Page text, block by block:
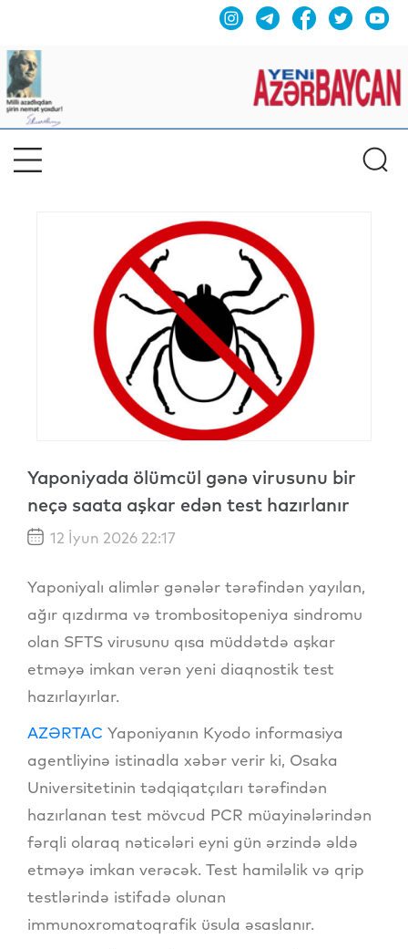
Yaponiyada ölümcül gənə virusunu bir
neçə saata aşkar edən test hazırlanır
12 İyun 2026 22:17
Yaponiyalı alimlər gənələr tərəfindən yayılan,
ağır qızdırma və trombositopeniya sindromu
olan SFTS virusunu qısa müddətdə aşkar
etməyə imkan verən yeni diaqnostik test
hazırlayırlar.
AZƏRTAC Yaponiyanın Kyodo informasiya
agentliyinə istinadla xəbər verir ki, Osaka
Universitetinin tədqiqatçıları tərəfindən
hazırlanan test mövcud PCR müayinələrindən
fərqli olaraq nəticələri eyni gün ərzində əldə
etməyə imkan verəcək. Test hamiləlik və qrip
testlərində istifadə olunan
immunoxromatoqrafik üsula əsaslanır.